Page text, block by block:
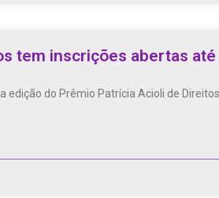
tem inscrições abertas
do Prêmio Patrícia Acioli de